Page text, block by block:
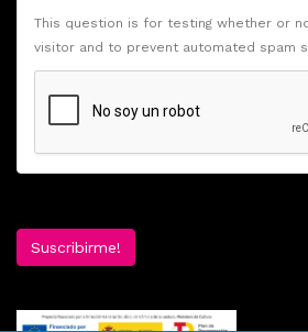
This question is for testing whether or
visitor and to prevent automated spam
Suscribirme!